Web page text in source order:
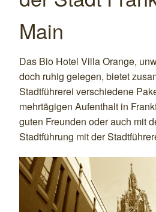
Main
Das Bio Hotel Villa Orange,
doch ruhig gelegen, bietet
Stadtführerei verschiedene
mehrtägigen Aufenthalt in
guten Freunden oder auch mit
Stadtführung mit der